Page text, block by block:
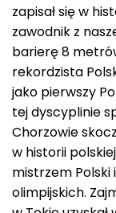
zapisał się w
zawodnik z
barierę 8
rekordzista
jako pierwszy
tej dyscyplinie
Chorzowie
w historii
mistrzem Polski
olimpijskich.